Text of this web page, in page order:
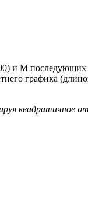
и M
графика